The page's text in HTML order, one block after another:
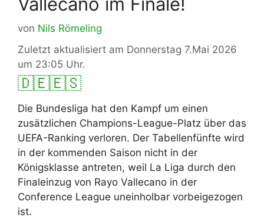
von Nils Römeling
Zuletzt aktualisiert am Donnerstag 7.Mai 2026
um 23:05 Uhr.
🇩🇪🇪🇸
Die Bundesliga hat den Kampf um einen
zusätzlichen Champions-League-Platz über das
UEFA-Ranking verloren. Der Tabellenfünfte wird
in der kommenden Saison nicht in der
Königsklasse antreten, weil La Liga durch den
Finaleinzug von Rayo Vallecano in der
Conference League uneinholbar vorbeigezogen
ist.